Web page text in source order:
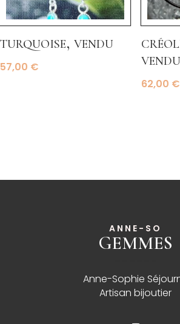
turquoise, vendu
57,00 €
vendu
62,00 €
ANNE-SO
GEMMES
Anne-Sophie
Artisan bijoutier